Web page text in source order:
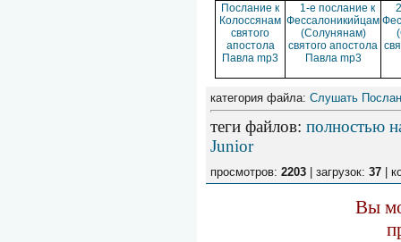
Послание к
Колоссянам
святого
апостола
Павла mp3
1-е послание к
Фессалоникийцам
(Солунянам)
святого апостола
Павла mp3
категория файла: Слушать
теги файлов: полностью
Junior
просмотров: 2203 | загрузок: 37 |
Вы